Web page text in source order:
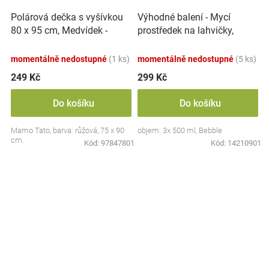
Polárová dečka s vyšívkou
80 x 95 cm, Medvídek -
momentálně nedostupné (1 ks)
249 Kč
Do košíku
Mamo Tato, barva: růžová, 75 x 90
cm.
Kód: 97847801
Výhodné balení - Mycí
prostředek na lahvičky,
momentálně nedostupné (5 ks)
299 Kč
Do košíku
objem: 3x 500 ml, Bebble
Kód: 14210901